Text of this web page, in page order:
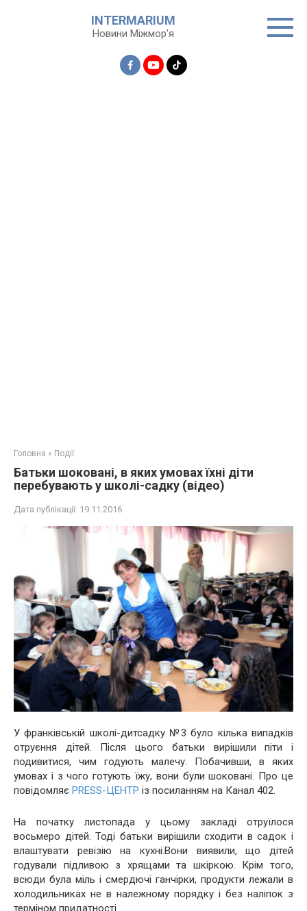
INTERMARIUM
Новини Міжмор'я
Головна » Події
Батьки шоковані, в яких умовах їхні діти
перебувають у школі-садку (відео)
Дата публікації: 19.11.2016
У франківській школі-дитсадку №3 було кілька випадків
отруєння дітей. Після цього батьки вирішили піти і
подивитися, чим годують малечу. Побачивши, в яких
умовах і з чого готують їжу, вони були шоковані. Про це
повідомляє PRESS-ЦЕНТР із посиланням на Канал 402.
На початку листопада у цьому закладі отруїлося
восьмеро дітей. Тоді батьки вирішили сходити в садок і
влаштувати ревізію на кухні.Вони виявили, що дітей
годували підливою з хрящами та шкіркою. Крім того,
всюди була міль і смердючі ганчірки, продукти лежали в
холодильниках не в належному порядку і без наліпок з
терміном придатності.